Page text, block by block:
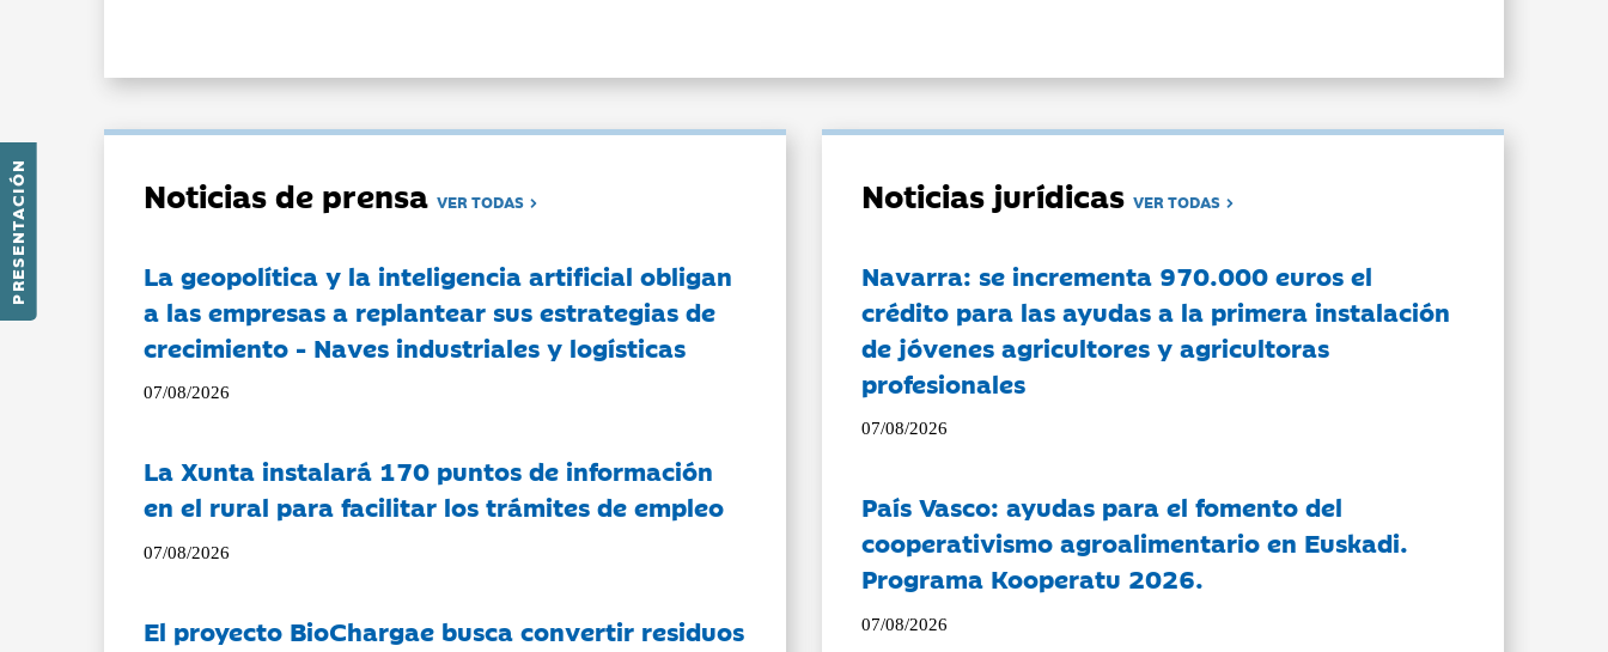
PRESENTACIÓN Noticias de prensaVER TODAS
La geopolítica y la inteligencia artificial obligan
a las empresas a replantear sus estrategias de
crecimiento - Naves industriales y logísticas
07/08/2026
La Xunta instalará 170 puntos de información
en el rural para facilitar los trámites de empleo
07/08/2026
El proyecto BioChargae busca convertir residuos
Noticias jurídicasVER TODAS
Navarra: se incrementa 970.000 euros el
crédito para las ayudas a la primera instalación
de jóvenes agricultores y agricultoras
profesionales
07/08/2026
País Vasco: ayudas para el fomento del
cooperativismo agroalimentario en Euskadi.
Programa Kooperatu 2026.
07/08/2026